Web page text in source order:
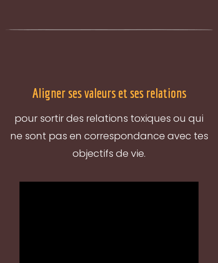
Aligner ses valeurs et ses relations
pour sortir des relations toxiques ou qui
ne sont pas en correspondance avec tes
objectifs de vie.